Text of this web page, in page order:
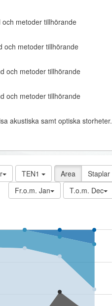
metoder tillhörande
och metoder tillhörande
och metoder tillhörande
och metoder tillhörande
akustiska samt optiska storheter.
Area Staplar
TEN1
T.o.m. Dec
Fr.o.m. Jan